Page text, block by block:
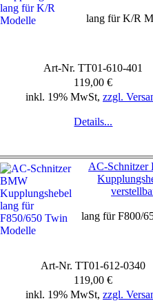
lang für K/R
Art-Nr. TT01-610-401
119,00 €
inkl. 19% MwSt, zzgl.
Details...
AC-Schnitzer
lang für F800/
Art-Nr. TT01-612-0340
119,00 €
inkl. 19% MwSt, zzgl.